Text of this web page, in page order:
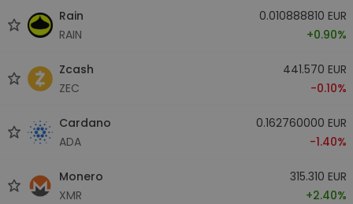
Rain
RAIN
0.010888810 EUR
+0.90%
Zcash
ZEC
441.570 EUR
-0.10%
Cardano
ADA
0.162760000 EUR
-1.40%
Monero
XMR
315.310 EUR
+2.40%